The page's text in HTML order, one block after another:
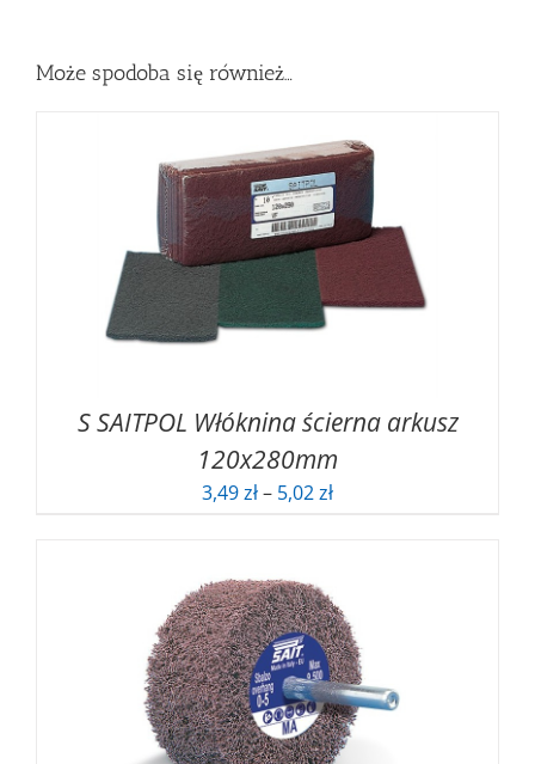
Może spodoba się również…
S SAITPOL Włóknina ścierna arkusz
120x280mm
3,49zł– 5,02złZakres
do
5,02 zł